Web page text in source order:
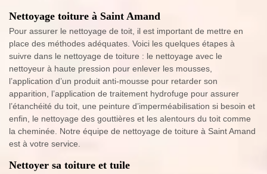
Nettoyage toiture à Saint Amand
Pour assurer le nettoyage de toit, il est important de mettre en
place des méthodes adéquates. Voici les quelques étapes à
suivre dans le nettoyage de toiture : le nettoyage avec le
nettoyeur à haute pression pour enlever les mousses,
l’application d’un produit anti-mousse pour retarder son
apparition, l’application de traitement hydrofuge pour assurer
l’étanchéité du toit, une peinture d’imperméabilisation si besoin et
enfin, le nettoyage des gouttières et les alentours du toit comme
la cheminée. Notre équipe de nettoyage de toiture à Saint Amand
est à votre service.
Nettoyer sa toiture et tuile